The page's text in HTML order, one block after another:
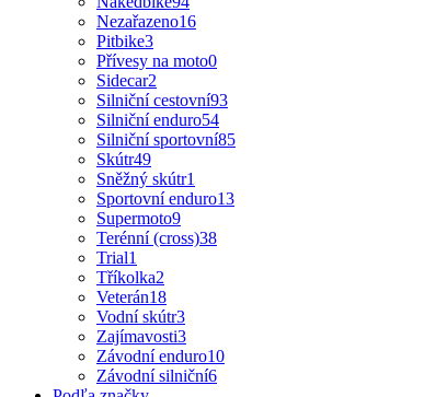
Nezařazeno16
Pitbike3
Přívesy na moto0
Sidecar2
Silniční cestovní93
Silniční enduro54
Silniční sportovní85
Skútr49
Sněžný skútr1
Sportovní enduro13
Supermoto9
Terénní (cross)38
Trial1
Tříkolka2
Veterán18
Vodní skútr3
Zajímavosti3
Závodní enduro10
Závodní silniční6